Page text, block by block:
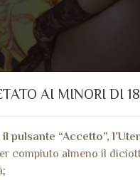
AI MINORI DI
pulsante “Accetto”,
compiuto almeno il